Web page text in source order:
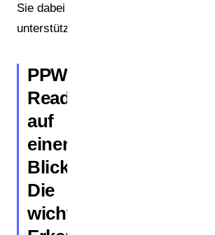
Sie dabei
unterstützt.
PPWR-
Readiness
auf
einen
Blick:
Die
wichtigsten